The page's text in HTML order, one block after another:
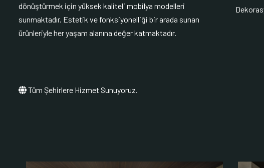
dönüştürmek için yüksek kaliteli mobilya modelleri
sunmaktadır. Estetik ve fonksiyonelliği bir arada sunan
ürünleriyle her yaşam alanına değer katmaktadır.
Tüm Şehirlere Hizmet Sunuyoruz.